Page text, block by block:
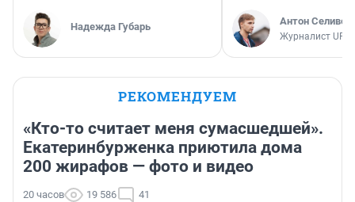
Надежда Губарь Антон
Журналист
РЕКОМЕНДУЕМ
«Кто-то считает меня сумасшедшей».
Екатеринбурженка приютила дома
200 жирафов — фото и видео
20 часов 19 586 41